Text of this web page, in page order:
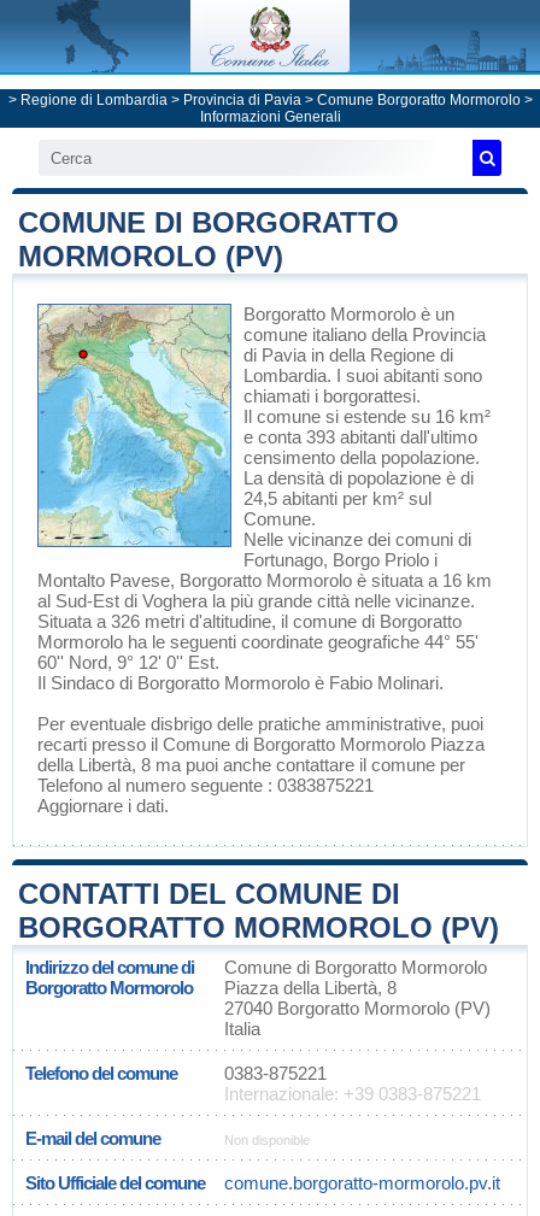
> Regione di Lombardia> Provincia di Pavia> Comune Borgoratto Mormorolo>
Informazioni Generali
COMUNE DI BORGORATTO
MORMOROLO (PV)
Borgoratto Mormorolo è un
comune italiano della Provincia
di Pavia in della Regione di
Lombardia. I suoi abitanti sono
chiamati i borgorattesi.
Il comune si estende su 16 km²
e conta 393 abitanti dall'ultimo
censimento della popolazione.
La densità di popolazione è di
24,5 abitanti per km² sul
Comune.
Nelle vicinanze dei comuni di
Fortunago, Borgo Priolo i
Montalto Pavese, Borgoratto Mormorolo è situata a 16 km
al Sud-Est di Voghera la più grande città nelle vicinanze.
Situata a 326 metri d'altitudine, il comune di Borgoratto
Mormorolo ha le seguenti coordinate geografiche 44° 55'
60'' Nord, 9° 12' 0'' Est.
Il Sindaco di Borgoratto Mormorolo è Fabio Molinari.
Per eventuale disbrigo delle pratiche amministrative, puoi
recarti presso il Comune di Borgoratto Mormorolo Piazza
della Libertà, 8 ma puoi anche contattare il comune per
Telefono al numero seguente : 0383875221
Aggiornare i dati.
CONTATTI DEL COMUNE DI
BORGORATTO MORMOROLO (PV)
Indirizzo del comune di
Borgoratto Mormorolo
Comune di Borgoratto Mormorolo
Piazza della Libertà, 8
27040 Borgoratto Mormorolo (PV)
Italia
Telefono del comune
0383-875221
Internazionale: +39 0383-875221
E-mail del comune Non disponible
Sito Ufficiale del comune comune.borgoratto-mormorolo.pv.it